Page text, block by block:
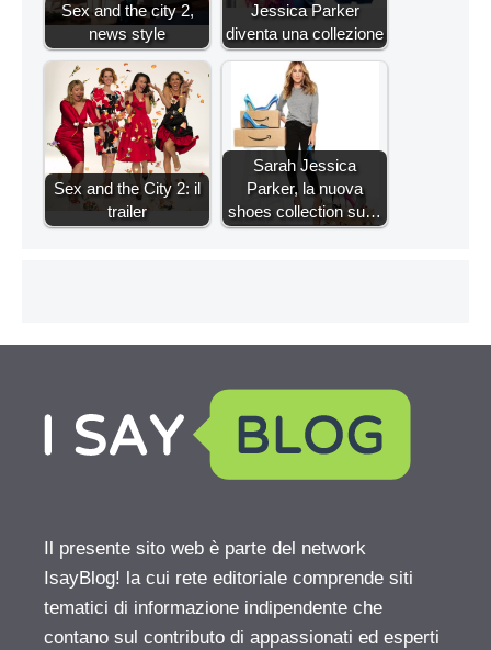
Sex and the city 2,
news style
Jessica Parker
diventa una collezione
Sex and the City 2: il
trailer
Sarah Jessica
Parker, la nuova
shoes collection su…
Il presente sito web è parte del network
IsayBlog! la cui rete editoriale comprende siti
tematici di informazione indipendente che
contano sul contributo di appassionati ed esperti